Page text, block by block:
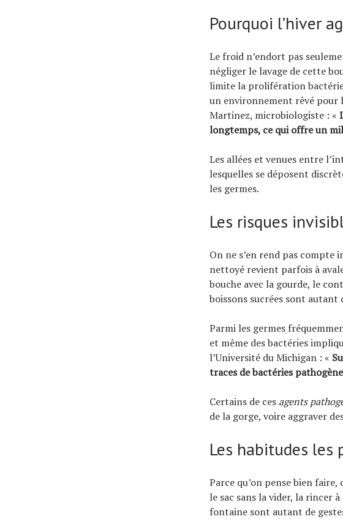
Pourquoi l’hiver
Le froid n’endort pas
négliger le lavage de cette
limite la prolifération
un environnement rêvé pour
Martinez, microbiologiste : «
longtemps, ce qui offre un
Les allées et venues entre
lesquelles se déposent
les germes.
Les risques
On ne s’en rend pas compte
nettoyé revient parfois à
bouche avec la gourde, le
boissons sucrées sont autant
Parmi les germes
et même des bactéries
l’Université du Michigan : «
traces de bactéries
Certains de ces agents
de la gorge, voire aggraver
Les habitudes
Parce qu’on pense bien
le sac sans la vider, la rincer
fontaine sont autant de